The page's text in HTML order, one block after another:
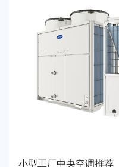
小型工厂中央空调推荐